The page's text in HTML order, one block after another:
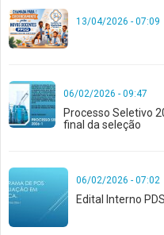
13/04/2026 - 07:09
06/02/2026 - 09:47
Processo Seletivo
final da seleção
06/02/2026 - 07:02
Edital Interno